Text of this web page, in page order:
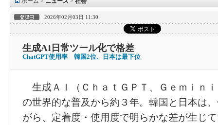
2026年02月03日 11:30
生成AI日常ツール化で格差
ChatGPT使用率 韓国2位、日本は最下位
生成ＡＩ（ＣｈａｔＧＰＴ、Ｇｅｍｉｎ
の世界的な普及から約３年。韓国と日本は
がら、定着度・使用度で明らかな差が生じ